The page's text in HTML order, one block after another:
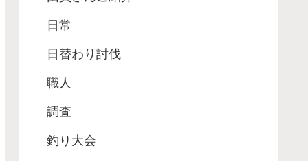
日常
日替わり討伐
職人
調査
釣り大会